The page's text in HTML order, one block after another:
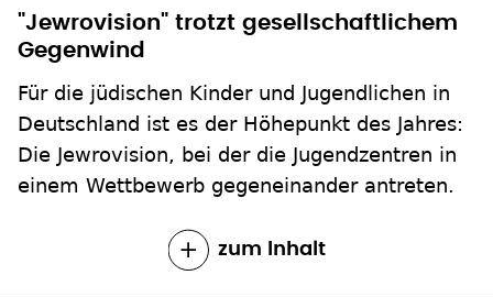
"Jewrovision" trotzt gesellschaftlichem
Gegenwind
Für die jüdischen Kinder und Jugendlichen in
Deutschland ist es der Höhepunkt des Jahres:
Die Jewrovision, bei der die Jugendzentren in
einem Wettbewerb gegeneinander antreten.
zum Inhalt